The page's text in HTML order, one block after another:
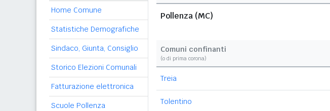
Home Comune
Statistiche Demografiche
Sindaco, Giunta, Consiglio
Storico Elezioni Comunali
Fatturazione elettronica
Scuole Pollenza
Pollenza (MC)
Comuni confinanti
(o di prima corona)
Treia
Tolentino